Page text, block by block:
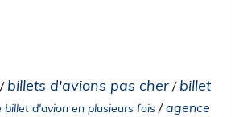
/ billets d'avions pas cher / billet
billet d'avion en plusieurs fois /agence